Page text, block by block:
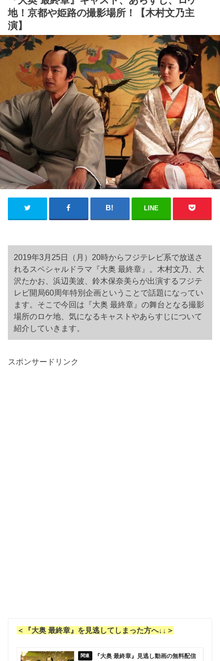
地！京都や姫路の撮影場所！【木村文乃主
演】
LINE
2019年3月25日（月）20時からフジテレビ系で放送さ
れるスペシャルドラマ『大奥 最終章』。木村文乃、大
沢たかお、浜辺美波、鈴木保奈美らが出演するフジテ
レビ開局60周年特別企画ということで話題になってい
ます。そこで今回は『大奥 最終章』の舞台となる撮影
場所のロケ地、気になるキャストやあらすじについて
紹介していきます。
スポンサードリンク
＜『大奥 最終章』を見逃してしまった方へ↓↓＞
『大奥 最終章』見逃し動画の無料配信